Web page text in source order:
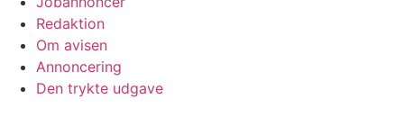
Redaktion
Om avisen
Annoncering
Den trykte udgave